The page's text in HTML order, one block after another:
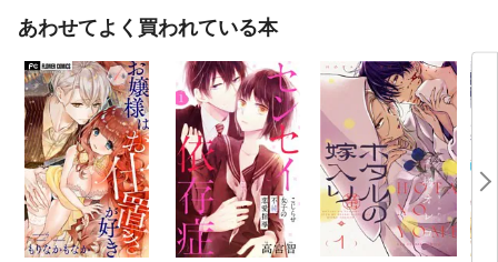
あわせてよく買われている本